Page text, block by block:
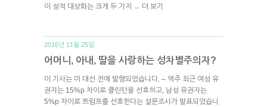
이 성적 대상화는 크게 두 가지
→ 더 보기
2016년 11월 25일.
어머니, 아내, 딸을 사랑하는 성차별주의자?
이 기사는 미 대선 전에 발행되었습니다. – 역주 최근 여성 유
권자는 15%p 차이로 클린턴을 선호하고, 남성 유권자는
5%p 차이로 트럼프를 선호한다는 설문조사가 발표되었습니